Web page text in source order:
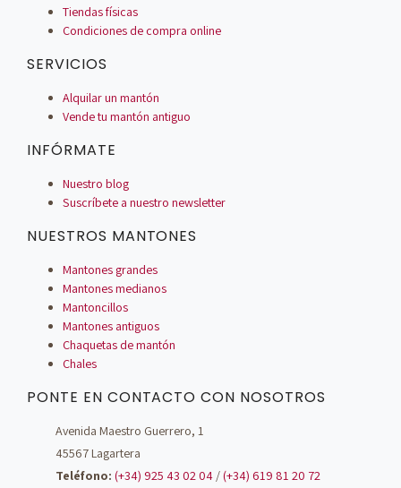
Tiendas físicas
Condiciones de compra online
SERVICIOS
Alquilar un mantón
Vende tu mantón antiguo
INFÓRMATE
Nuestro blog
Suscríbete a nuestro newsletter
NUESTROS MANTONES
Mantones grandes
Mantones medianos
Mantoncillos
Mantones antiguos
Chaquetas de mantón
Chales
PONTE EN CONTACTO CON NOSOTROS
Avenida Maestro Guerrero, 1
45567 Lagartera
Teléfono: (+34) 925 43 02 04 /(+34) 619 81 20 72